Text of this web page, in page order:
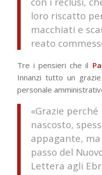
loro riscatto
macchiati e
reato
Tre i pensieri che il
Innanzi tutto un
personale
«Grazie
nascosto,
appagante, ma
passo del
Lettera agli